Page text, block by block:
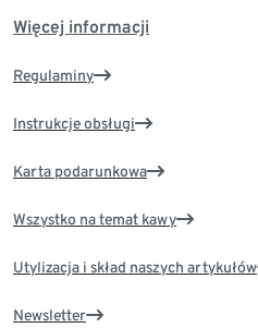
Więcej informacji
Regulaminy
Instrukcje obsługi
Karta podarunkowa
Wszystko na temat kawy
Utylizacja i skład naszych artykułów
Newsletter